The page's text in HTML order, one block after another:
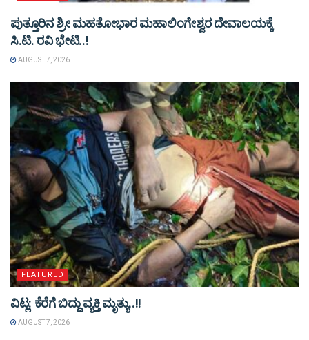
ಪುತ್ತೂರಿನ ಶ್ರೀ ಮಹತೋಭಾರ ಮಹಾಲಿಂಗೇಶ್ವರ ದೇವಾಲಯಕ್ಕೆ
ಸಿ.ಟಿ. ರವಿ ಭೇಟಿ..!
AUGUST 7, 2026
FEATURED
ವಿಟ್ಲ: ಕೆರೆಗೆ ಬಿದ್ದು ವ್ಯಕ್ತಿ ಮೃತ್ಯು..!!
AUGUST 7, 2026